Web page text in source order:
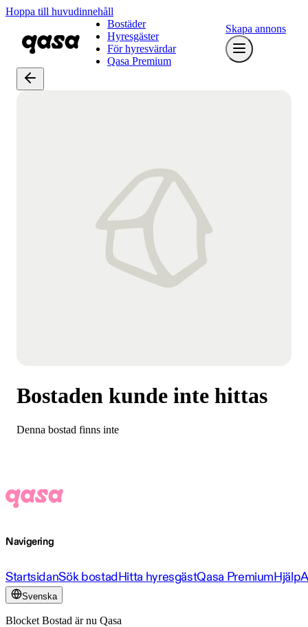
Hoppa till huvudinnehåll
Bostäder
Hyresgäster
För hyresvärdar
Qasa Premium
Skapa annons
Bostaden kunde inte hittas
Denna bostad finns inte
Navigering
StartsidanSök bostadHitta hyresgästQasa PremiumHjälp
Svenska
Blocket Bostad är nu Qasa